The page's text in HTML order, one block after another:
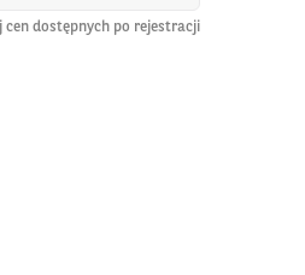
cen dostępnych po rejestracji